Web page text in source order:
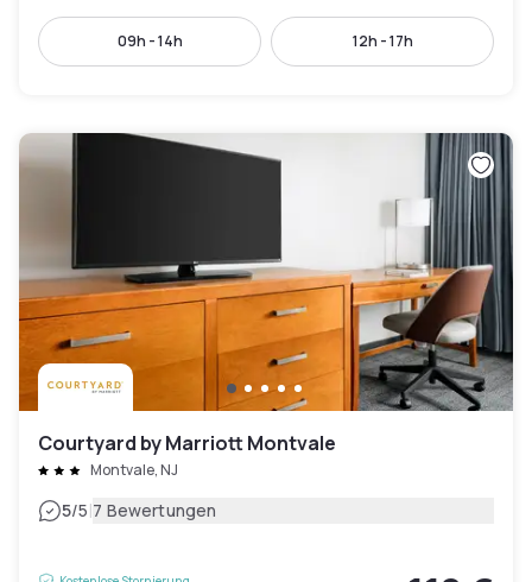
09h - 14h 12h - 17h
Courtyard by Marriott Montvale
Montvale, NJ
5/5|7 Bewertungen